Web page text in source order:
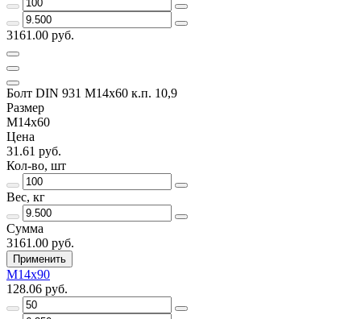
3161.00 руб.
Болт DIN 931 М14х60 к.п. 10,9
Размер
М14х60
Цена
31.61 руб.
Кол-во, шт
Вес, кг
Сумма
3161.00 руб.
Применить
М14х90
128.06 руб.